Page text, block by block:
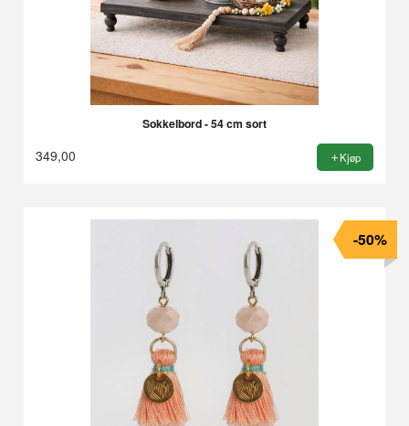
Sokkelbord - 54 cm sort
349,00 Kjøp
-50%